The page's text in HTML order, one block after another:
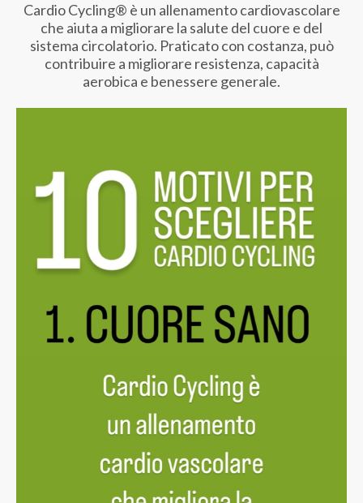
Cardio Cycling® è un allenamento cardiovascolare
che aiuta a migliorare la salute del cuore e del
sistema circolatorio. Praticato con costanza, può
contribuire a migliorare resistenza, capacità
aerobica e benessere generale.